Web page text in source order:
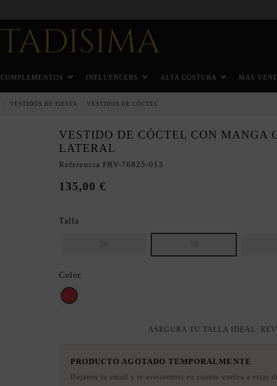
COMPLEMENTOS INFLUENCERS ALTA COSTURA MÁS
VESTIDOS DE FIESTA VESTIDOS DE CÓCTEL
VESTIDO DE CÓCTEL CON MANGA
LATERAL
Referencia FRV-76825-013
135,00 €
Talla
Color
rojo valentino
ASEGURA TU TALLA IDEAL:
PRODUCTO AGOTADO TEMPORALMENTE
Déjanos tu email y te avisaremos en cuanto vuelva a estar